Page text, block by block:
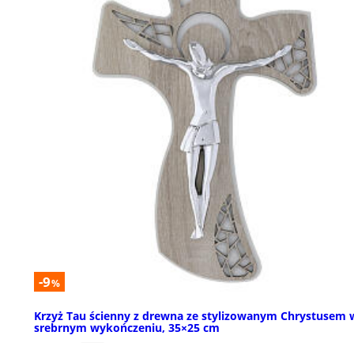
-9%
Krzyż Tau ścienny z drewna ze stylizowanym Chrystusem
srebrnym wykończeniu, 35×25 cm